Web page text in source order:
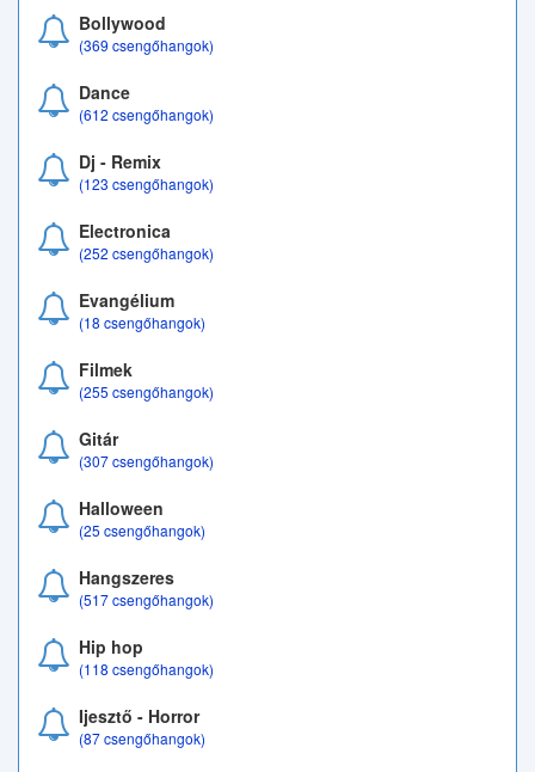
Bollywood
(369 csengőhangok)
Dance
(612 csengőhangok)
Dj - Remix
(123 csengőhangok)
Electronica
(252 csengőhangok)
Evangélium
(18 csengőhangok)
Filmek
(255 csengőhangok)
Gitár
(307 csengőhangok)
Halloween
(25 csengőhangok)
Hangszeres
(517 csengőhangok)
Hip hop
(118 csengőhangok)
Ijesztő - Horror
(87 csengőhangok)